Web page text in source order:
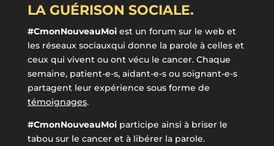
LA GUÉRISON SOCIALE.
#CmonNouveauMoiest un forum sur le web et
les réseaux sociauxqui donne la parole à celles et
ceux qui vivent ou ont vécu le cancer. Chaque
semaine, patient-e-s, aidant-e-s ou soignant-e-s
partagent leur expérience sous forme de
témoignages.
#CmonNouveauMoiparticipe ainsi à briser le
tabou sur le cancer et à libérer la parole.